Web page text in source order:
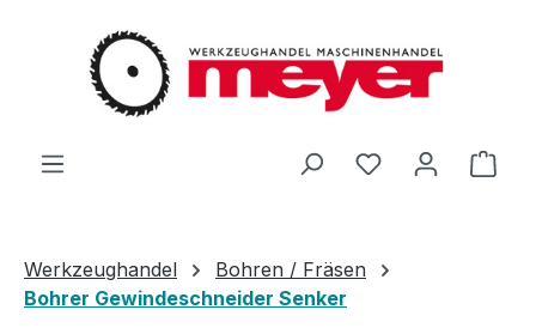
Zum Hauptinhalt springen
Du hast 0
Werkzeughandel
Bohren / Fräsen
Bohrer Gewindeschneider Senker